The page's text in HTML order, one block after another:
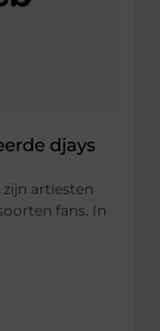
djays
artiesten
fans. In